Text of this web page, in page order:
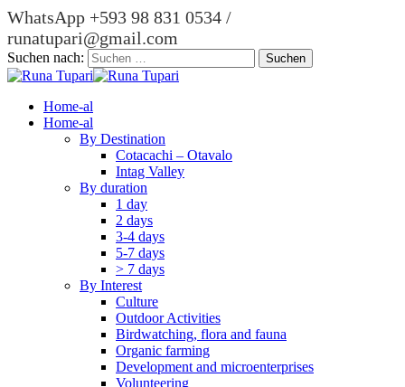
WhatsApp +593 98 831 0534 /
runatupari@gmail.com
Suchen nach:
Home-al
Home-al
By Destination
Cotacachi – Otavalo
Intag Valley
By duration
1 day
2 days
3-4 days
5-7 days
> 7 days
By Interest
Culture
Outdoor Activities
Birdwatching, flora and fauna
Organic farming
Development and microenterprises
Volunteering